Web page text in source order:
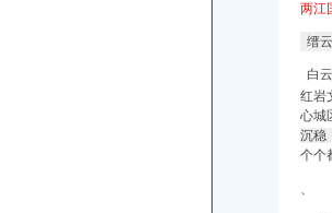
鱼馆：吃了多少次顺水渔馆,都快成食堂重庆美食-大众点
房价网,2018海关房价走势图,重庆安宁海关二手房价格-安
巴国城进口红酒交易中心成立可预订正品拉菲——人民网
两江
缙
白
红岩
心城
沉稳
个个
、